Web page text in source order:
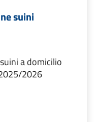
suini
a domicilio
2026